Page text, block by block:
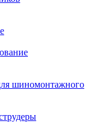
шиномонтажного